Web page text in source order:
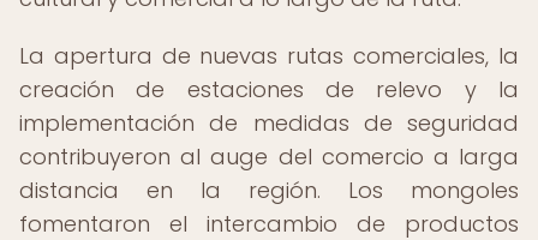
La apertura de nuevas rutas comerciales, la
creación de estaciones de relevo y la
implementación de medidas de seguridad
contribuyeron al auge del comercio a larga
distancia en la región. Los mongoles
fomentaron el intercambio de productos